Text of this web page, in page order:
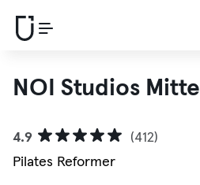
NOI Studios Mitte
4.9
(412)
Pilates Reformer